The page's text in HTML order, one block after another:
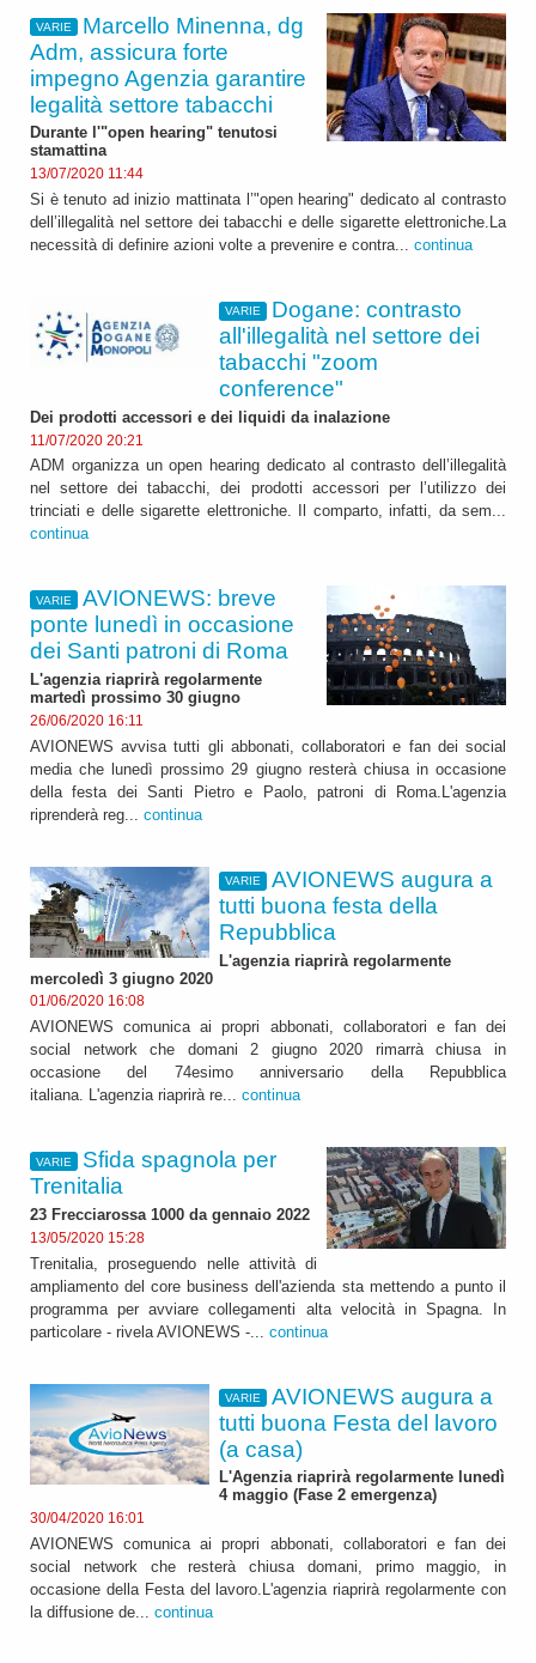
VARIE
Marcello Minenna, dg
Adm, assicura forte
impegno Agenzia garantire
legalità settore tabacchi
Durante l'"open hearing" tenutosi
stamattina
13/07/2020 11:44
Si è tenuto ad inizio mattinata l’"open hearing" dedicato al contrasto
dell’illegalità nel settore dei tabacchi e delle sigarette elettroniche.La
necessità di definire azioni volte a prevenire e contra... continua
VARIE
Dogane: contrasto
all'illegalità nel settore dei
tabacchi "zoom
conference"
Dei prodotti accessori e dei liquidi da inalazione
11/07/2020 20:21
ADM organizza un open hearing dedicato al contrasto dell’illegalità
nel settore dei tabacchi, dei prodotti accessori per l’utilizzo dei
trinciati e delle sigarette elettroniche. Il comparto, infatti, da sem...
continua
VARIE
AVIONEWS: breve
ponte lunedì in occasione
dei Santi patroni di Roma
L'agenzia riaprirà regolarmente
martedì prossimo 30 giugno
26/06/2020 16:11
AVIONEWS avvisa tutti gli abbonati, collaboratori e fan dei social
media che lunedì prossimo 29 giugno resterà chiusa in occasione
della festa dei Santi Pietro e Paolo, patroni di Roma.L'agenzia
riprenderà reg... continua
VARIE
AVIONEWS augura a
tutti buona festa della
Repubblica
L'agenzia riaprirà regolarmente
mercoledì 3 giugno 2020
01/06/2020 16:08
AVIONEWS comunica ai propri abbonati, collaboratori e fan dei
social network che domani 2 giugno 2020 rimarrà chiusa in
occasione del 74esimo anniversario della Repubblica
italiana. L'agenzia riaprirà re... continua
VARIE
Sfida spagnola per
Trenitalia
23 Frecciarossa 1000 da gennaio 2022
13/05/2020 15:28
Trenitalia, proseguendo nelle attività di
ampliamento del core business dell'azienda sta mettendo a punto il
programma per avviare collegamenti alta velocità in Spagna. In
particolare - rivela AVIONEWS -... continua
VARIE
AVIONEWS augura a
tutti buona Festa del lavoro
(a casa)
L'Agenzia riaprirà regolarmente lunedì
4 maggio (Fase 2 emergenza)
30/04/2020 16:01
AVIONEWS comunica ai propri abbonati, collaboratori e fan dei
social network che resterà chiusa domani, primo maggio, in
occasione della Festa del lavoro.L'agenzia riaprirà regolarmente con
la diffusione de... continua